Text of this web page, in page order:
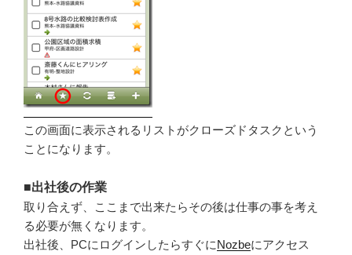
この画面に表示されるリストがクローズドタスクという
ことになります。
■出社後の作業
取り合えず、ここまで出来たらその後は仕事の事を考え
る必要が無くなります。
出社後、PCにログインしたらすぐにNozbeにアクセス